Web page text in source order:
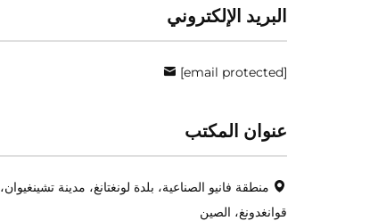
البريد الإلكتروني
[email protected]
عنوان المكتب
منطقة فانيو الصناعية، بلدة لونغتانغ، مدينة تشينغيوان،
قوانغدونغ، الصين